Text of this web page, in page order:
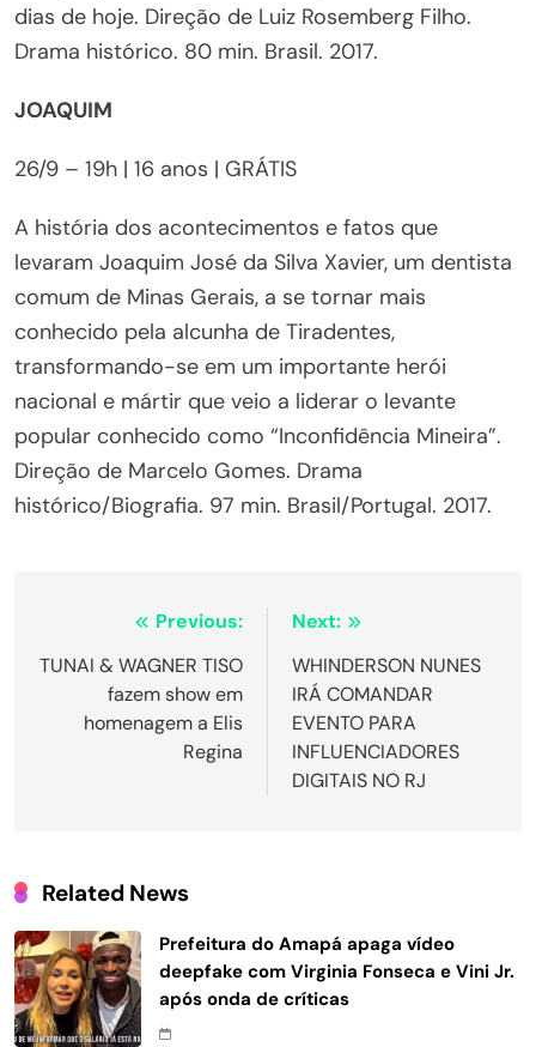
dias de hoje. Direção de Luiz Rosemberg Filho.
Drama histórico. 80 min. Brasil. 2017.
JOAQUIM
26/9 – 19h | 16 anos | GRÁTIS
A história dos acontecimentos e fatos que
levaram Joaquim José da Silva Xavier, um dentista
comum de Minas Gerais, a se tornar mais
conhecido pela alcunha de Tiradentes,
transformando-se em um importante herói
nacional e mártir que veio a liderar o levante
popular conhecido como “Inconfidência Mineira”.
Direção de Marcelo Gomes. Drama
histórico/Biografia. 97 min. Brasil/Portugal. 2017.
Navegação
de
Post
Previous:
TUNAI & WAGNER TISO
fazem show em
homenagem a Elis
Regina
Next:
WHINDERSON NUNES
IRÁ COMANDAR
EVENTO PARA
INFLUENCIADORES
DIGITAIS NO RJ
Related News
Prefeitura do Amapá apaga vídeo
deepfake com Virginia Fonseca e Vini Jr.
após onda de críticas